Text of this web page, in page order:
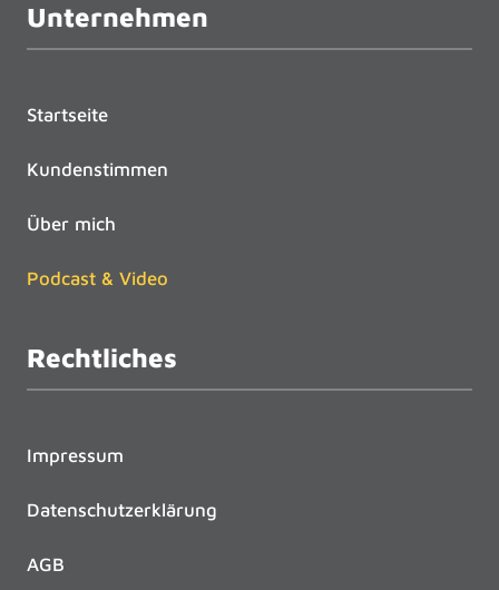
Unternehmen
Startseite
Kundenstimmen
Über mich
Podcast & Video
Rechtliches
Impressum
Datenschutzerklärung
AGB